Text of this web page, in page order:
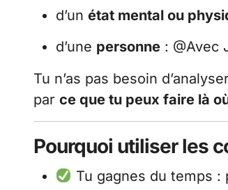
d’un état mental ou
d’une personne : @Avec
Tu n’as pas besoin
par ce que tu peux faire là
Pourquoi utiliser les
Tu gagnes du temps